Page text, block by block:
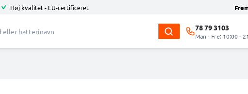
Høj kvalitet - EU-certificeret
78 79 3103
Man - Fre: 10:00 -